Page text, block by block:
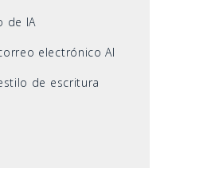
de IA
electrónico AI
de escritura